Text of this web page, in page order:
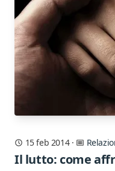
15 feb 2014·
Il lutto: come